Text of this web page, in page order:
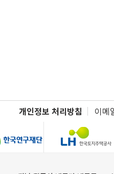
개인정보 처리방침 이메